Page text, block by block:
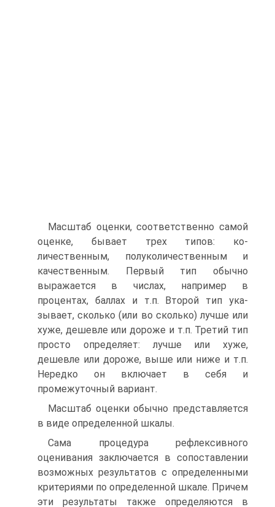
Масштаб оценки, соответственно самой
оценке, бывает трех типов: ко­
личественным, полуколичественным и
качественным. Первый тип обычно
выражается в числах, например в
процентах, баллах и т.п. Второй тип ука­
зывает, сколько (или во сколько) лучше или
хуже, дешевле или дороже и т.п. Третий тип
просто определяет: лучше или хуже,
дешевле или дороже, выше или ниже и т.п.
Нередко он включает в себя и
промежуточный вари­ант.
Масштаб оценки обычно представляется
в виде определенной шкалы.
Сама процедура рефлексивного
оценивания заключается в сопоставле­нии
возможных результатов с определенными
критериями по определенной шкале. Причем
эти результаты также определяются в